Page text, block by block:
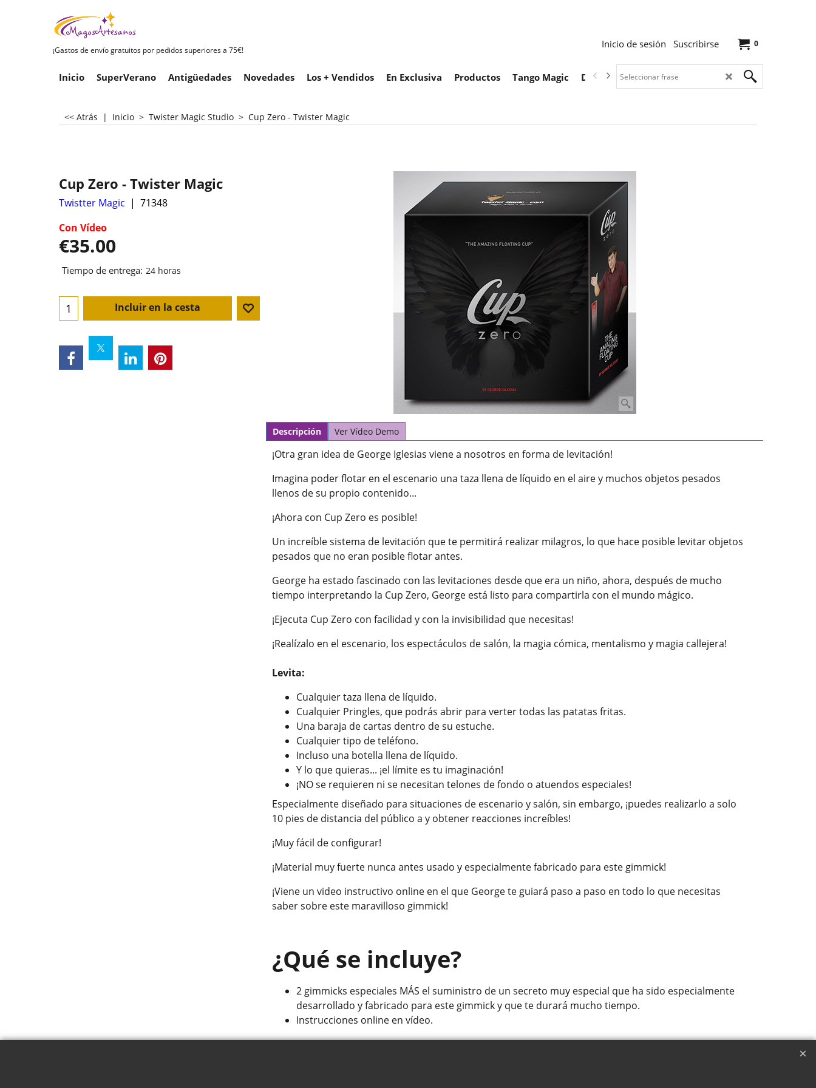
¡Gastos de envío gratuitos por pedidos superiores a 75€!
0
Inicio de sesión Suscribirse
Inicio SuperVerano Antigüedades Novedades Los + Vendidos En Exclusiva Productos Tango Magic Descargas
<< Atrás | Inicio > Twister Magic Studio > Cup Zero - Twister Magic
Cup Zero - Twister Magic
Twistter Magic
71348
Con Vídeo
€35.00
Tiempo de entrega: 24 horas
Incluir en la cesta
Descripción Ver Vídeo Demo
¡Otra gran idea de George Iglesias viene a nosotros en forma de levitación!
Imagina poder flotar en el escenario una taza llena de líquido en el aire y muchos objetos pesados
llenos de su propio contenido...
¡Ahora con Cup Zero es posible!
Un increíble sistema de levitación que te permitirá realizar milagros, lo que hace posible levitar objetos
pesados que no eran posible flotar antes.
George ha estado fascinado con las levitaciones desde que era un niño, ahora, después de mucho
tiempo interpretando la Cup Zero, George está listo para compartirla con el mundo mágico.
¡Ejecuta Cup Zero con facilidad y con la invisibilidad que necesitas!
¡Realízalo en el escenario, los espectáculos de salón, la magia cómica, mentalismo y magia callejera!
Levita:
Cualquier taza llena de líquido.
Cualquier Pringles, que podrás abrir para verter todas las patatas fritas.
Una baraja de cartas dentro de su estuche.
Cualquier tipo de teléfono.
Incluso una botella llena de líquido.
Y lo que quieras... ¡el límite es tu imaginación!
¡NO se requieren ni se necesitan telones de fondo o atuendos especiales!
Especialmente diseñado para situaciones de escenario y salón, sin embargo, ¡puedes realizarlo a solo
10 pies de distancia del público a y obtener reacciones increíbles!
¡Muy fácil de configurar!
¡Material muy fuerte nunca antes usado y especialmente fabricado para este gimmick!
¡Viene un video instructivo online en el que George te guiará paso a paso en todo lo que necesitas
saber sobre este maravilloso gimmick!
¿Qué se incluye?
2 gimmicks especiales MÁS el suministro de un secreto muy especial que ha sido especialmente
desarrollado y fabricado para este gimmick y que te durará mucho tiempo.
Instrucciones online en vídeo.